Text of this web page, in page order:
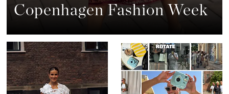
Copenhagen Fashion Week